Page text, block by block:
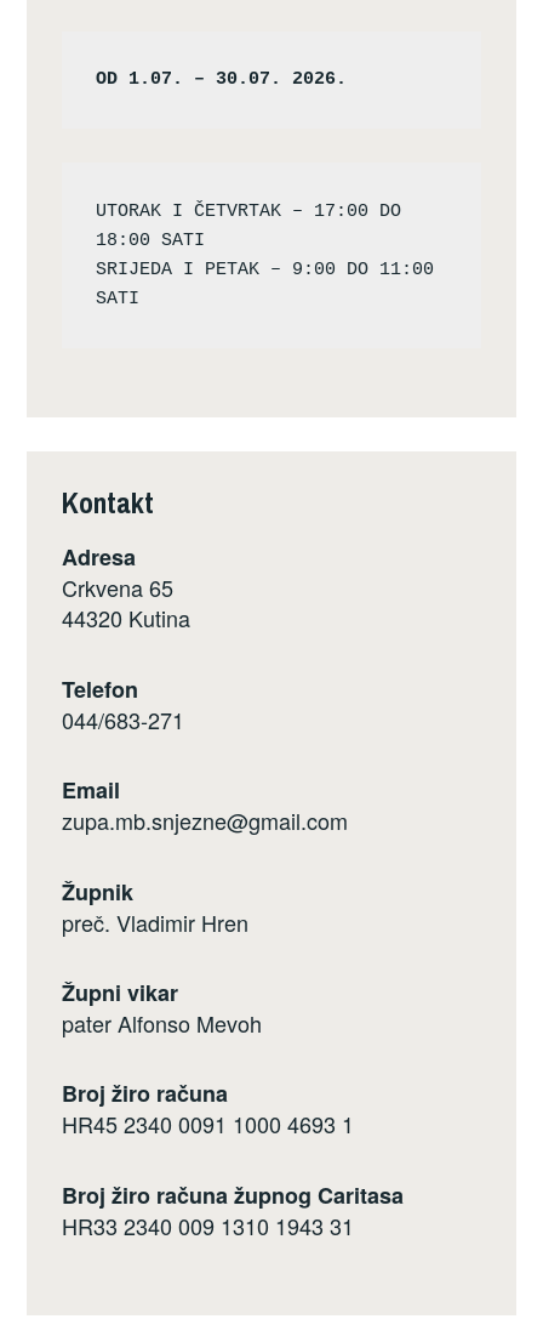
OD 1.07. – 30.07. 2026.
UTORAK I ČETVRTAK – 17:00 DO
18:00 SATI
SRIJEDA I PETAK – 9:00 DO 11:00
Kontakt
Adresa
Crkvena 65
44320 Kutina
Telefon
044/683-271
Email
zupa.mb.snjezne@gmail.com
Župnik
preč. Vladimir Hren
Župni vikar
pater Alfonso Mevoh
Broj žiro računa
HR45 2340 0091 1000 4693 1
Broj žiro računa župnog Caritasa
HR33 2340 009 1310 1943 31